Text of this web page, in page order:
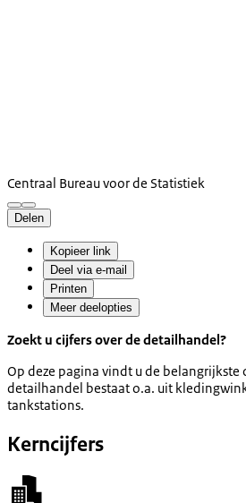
Centraal Bureau voor de Statistiek
Delen
Kopieer link
Deel via e-mail
Printen
Meer deelopties
Zoekt u cijfers over de detailhandel?
Op deze pagina vindt u de belangrijkste
detailhandel bestaat o.a. uit
tankstations.
Kerncijfers